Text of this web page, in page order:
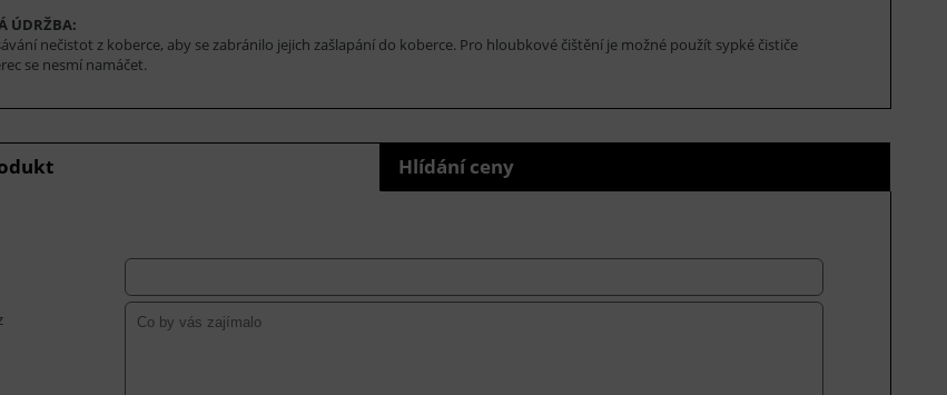
ÚDRŽBA:
nečistot z koberce, aby se zabránilo jejich zašlapání do koberce. Pro hloubkové čištění je možné použít sypké čističe
se nesmí namáčet.
Hlídání ceny